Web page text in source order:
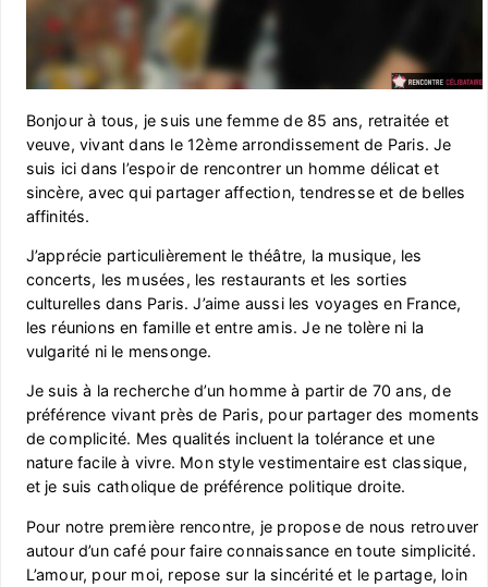
Bonjour à tous, je suis une femme de 85 ans, retraitée et
veuve, vivant dans le 12ème arrondissement de Paris. Je
suis ici dans l’espoir de rencontrer un homme délicat et
sincère, avec qui partager affection, tendresse et de belles
affinités.
J’apprécie particulièrement le théâtre, la musique, les
concerts, les musées, les restaurants et les sorties
culturelles dans Paris. J’aime aussi les voyages en France,
les réunions en famille et entre amis. Je ne tolère ni la
vulgarité ni le mensonge.
Je suis à la recherche d’un homme à partir de 70 ans, de
préférence vivant près de Paris, pour partager des moments
de complicité. Mes qualités incluent la tolérance et une
nature facile à vivre. Mon style vestimentaire est classique,
et je suis catholique de préférence politique droite.
Pour notre première rencontre, je propose de nous retrouver
autour d’un café pour faire connaissance en toute simplicité.
L’amour, pour moi, repose sur la sincérité et le partage, loin